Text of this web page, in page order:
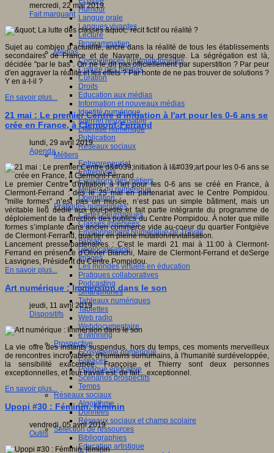
Humour
Langue orale
Langues vivantes
Lecture
Programmation
Médias
Compétences informationnelles
Culture des médias
Curation
Droits
Education aux médias
Information et nouveaux médias
Identité numérique
Internet responsable
Littératie numérique
Publication
Réseaux sociaux
Métiers
Entrepreneuriat
Entreprises
Evolutions des métiers
Métiers du numérique
Orientation
Pratiques numériques
Cartes heuristiques
Classes inversées
Environnement Numérique de Travail
Fablab
Géolocalisation
Images
Les mondes virtuels en éducation
Pratiques collaboratives
Podcasting
Smartphones
Tableaux numériques
Tablettes
Web radio
Webdocumentaire
eTwinning
Prospective
Ecosystème numérique
Espaces
Politique éducative
Scénarios prospectifs
Temps
Réseaux sociaux
Algorithme
Données
Réseaux sociaux et champ scolaire
Sélection de ressources
Bibliographies
Education artistique
mercredi, 22 mai 2019
Fait marquant
Sujet au combien d’actualité, ancré dans la réalité de tous les établissements
secondaires de France et de Navarre, ou presque. La ségrégation est là,
décidée "par le bas". On ne le dit pas officiellement par superstition ? Par peur
d'en aggraver la réalité et les effets ? Par honte de ne pas trouver de solutions ?
Y en a-t-il ?
En savoir plus...
21 mai : Le premier Centre d'initiation à l'art pour les 0-6 ans se
crée en France, à Clermont-Ferrand
lundi, 29 avril 2019
Agenda
Le premier Centre d'initiation à l'art pour les 0-6 ans se créé en France, à
Clermont-Ferrand : dès le 25 mai en partenariat avec le Centre Pompidou.
"mille formes" n’est pas un musée, n’est pas un simple bâtiment, mais un
véritable lieu dédié aux tout-petits et fait partie intégrante du programme de
déploiement de la direction des publics du Centre Pompidou. À noter que mille
formes s’implante dans ancien commerce vide au-coeur du quartier Fontgiève
de Clermont-Ferrand, quartier en pleine mutation/revitalisation.
Lancement presse/partenaires : C'est le mardi 21 mai à 11:00 à Clermont-
Ferrand en présence d'Olivier Bianchi, Maire de Clermont-Ferrand et deSerge
Lasvignes, Président du Centre Pompidou.
En savoir plus...
Art numérique : Immersion dans le son
jeudi, 11 avril 2019
Dispositifs
La vie offre des instants suspendus, hors du temps, ces moments merveilleux
de rencontres incroyables, d'humains surhumains, à l'humanité surdéveloppée,
la sensibilité exacerbée. Françoise et Thierry sont deux personnes
exceptionnelles, et leur travail est, de fait... exceptionnel.
En savoir plus...
Upopi #30 : Féminin, féminin
vendredi, 05 avril 2019
Outils